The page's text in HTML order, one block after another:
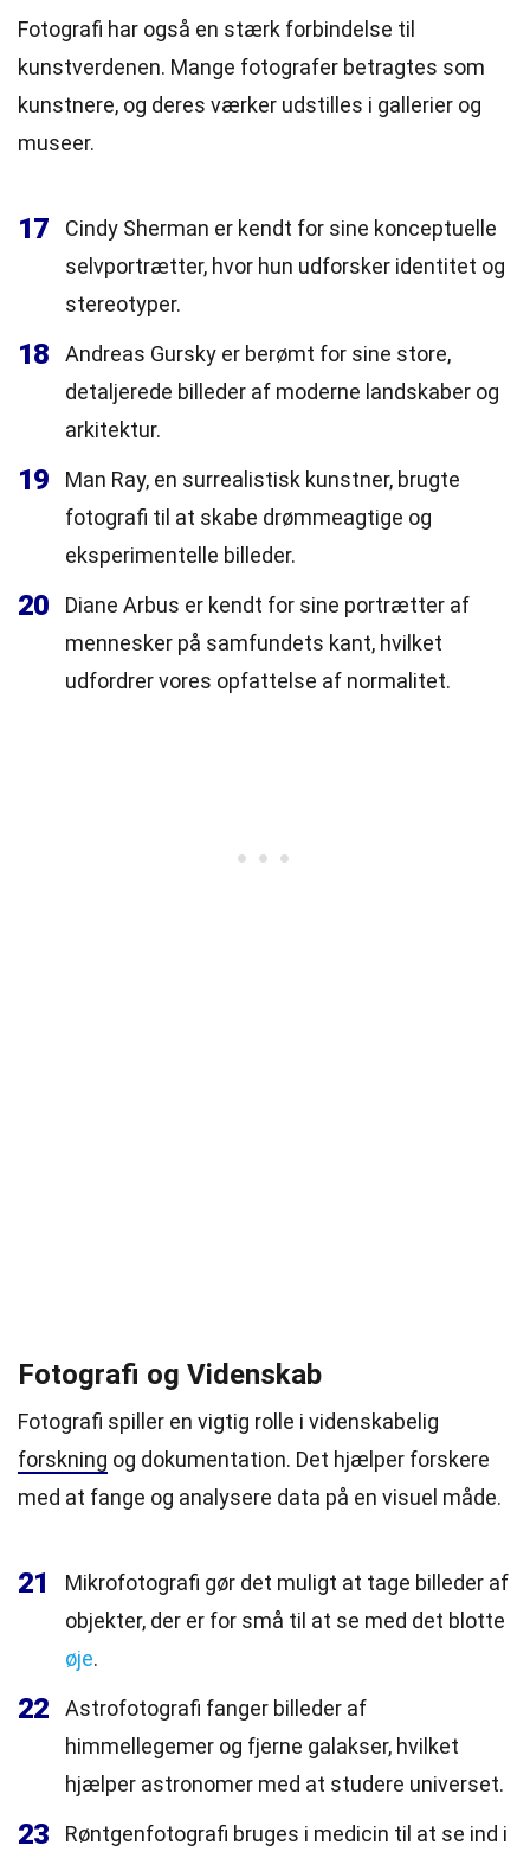
Fotografi har også en stærk forbindelse til
kunstverdenen. Mange fotografer betragtes som
kunstnere, og deres værker udstilles i gallerier og
museer.
17
Cindy Sherman er kendt for sine konceptuelle
selvportrætter, hvor hun udforsker identitet og
stereotyper.
18
Andreas Gursky er berømt for sine store,
detaljerede billeder af moderne landskaber og
arkitektur.
19
Man Ray, en surrealistisk kunstner, brugte
fotografi til at skabe drømmeagtige og
eksperimentelle billeder.
20
Diane Arbus er kendt for sine portrætter af
mennesker på samfundets kant, hvilket
udfordrer vores opfattelse af normalitet.
Fotografi og Videnskab
Fotografi spiller en vigtig rolle i videnskabelig
forskning og dokumentation. Det hjælper forskere
med at fange og analysere data på en visuel måde.
21
Mikrofotografi gør det muligt at tage billeder af
objekter, der er for små til at se med det blotte
øje.
22
Astrofotografi fanger billeder af
himmellegemer og fjerne galakser, hvilket
hjælper astronomer med at studere universet.
23
Røntgenfotografi bruges i medicin til at se ind i